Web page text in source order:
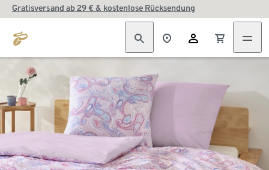
Gratisversand ab 29 € & kostenlose Rücksendung